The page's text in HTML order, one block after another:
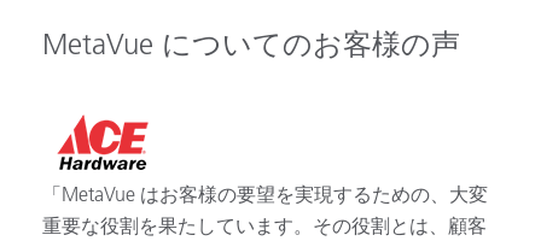
MetaVue についてのお客様の声
「MetaVue はお客様の要望を実現するための、大変
重要な役割を果たしています。その役割とは、顧客